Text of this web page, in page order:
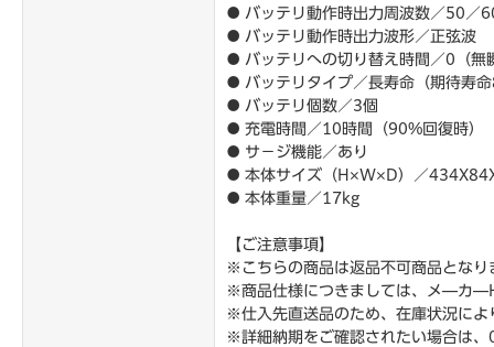
● バッテリ動作時出力周波数／50／
● バッテリ動作時出力波形／正弦波
● バッテリへの切り替え時間／0（無
● バッテリタイプ／長寿命（期待寿
● バッテリ個数／3個
● 充電時間／10時間（90%回復時）
● サ－ジ機能／あり
● 本体サイズ（H×W×D）／
● 本体重量／17kg
【ご注意事項】
※こちらの商品は返品不可商品となり
※商品仕様につきましては、メ―カ
※仕入先直送品のため、在庫状況に
※詳細納期をご確認されたい場合は